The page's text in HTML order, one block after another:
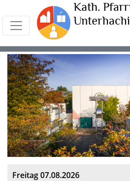
Kath.
Freitag 07.08.2026